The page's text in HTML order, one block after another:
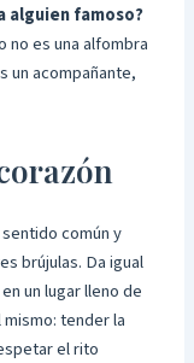
alguien famoso?
no es una alfombra
un acompañante,
común y
brújulas. Da igual
un lugar lleno de
tender la
el rito